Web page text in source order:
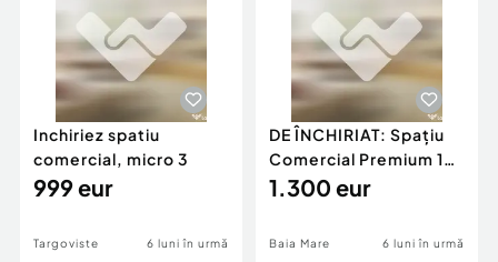
Inchiriez spatiu
comercial, micro 3
999 eur
Targoviste 6 luni în urmă
DE ÎNCHIRIAT: Spațiu
Comercial Premium 146
mp – Vizibili
1.300 eur
Baia Mare 6 luni în urmă